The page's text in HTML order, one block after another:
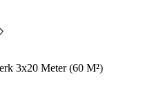
3x20 Meter (60 M²)